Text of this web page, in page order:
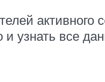
узнать все